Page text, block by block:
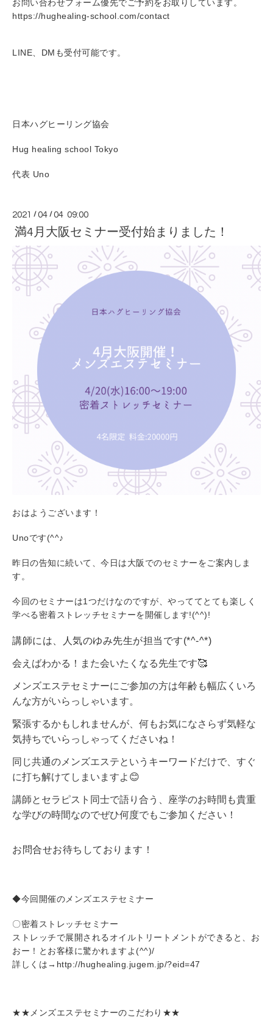
お問い合わせフォーム優先でご予約をお取りしています。
https://hughealing-school.com/contact
LINE、DMも受付可能です。
日本ハグヒーリング協会
Hug healing school Tokyo
代表 Uno
2021 /04 /04 09:00
満4月大阪セミナー受付始まりました！
おはようございます！
Unoです(^^♪
昨日の告知に続いて、今日は大阪でのセミナーをご案内しま
す。
今回のセミナーは1つだけなのですが、やっててとても楽しく
学べる密着ストレッチセミナーを開催します!(^^)!
講師には、 人気のゆみ先生が担当です(*^-^*)
会えばわかる！また会いたくなる先生です🥰
メンズエステセミナーにご参加の方は年齢も幅広くいろ
んな方がいらっしゃいます。
緊張するかもしれませんが、何もお気になさらず気軽な
気持ちでいらっしゃってくださいね！
同じ共通のメンズエステというキーワードだけで、すぐ
に打ち解けてしまいますよ😊
講師とセラピスト同士で語り合う、座学のお時間も貴重
な学びの時間なのでぜひ何度でもご参加ください！
お問合せお待ちしております！
◆今回開催のメンズエステセミナー
〇密着ストレッチセミナー
ストレッチで展開されるオイルトリートメントができると、お
おー！とお客様に驚かれますよ(^^)/
詳しくは→http://hughealing.jugem.jp/?eid=47
★★メンズエステセミナーのこだわり★★